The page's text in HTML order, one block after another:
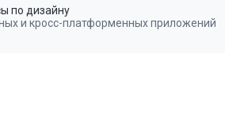
по дизайну
и кросс-платформенных приложений